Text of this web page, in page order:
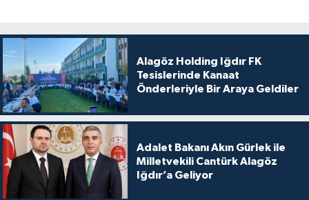
Alagöz Holding Iğdır FK
Tesislerinde Kanaat
Önderleriyle Bir Araya Geldiler
Adalet Bakanı Akın Gürlek ile
Milletvekili Cantürk Alagöz
Iğdır’a Geliyor